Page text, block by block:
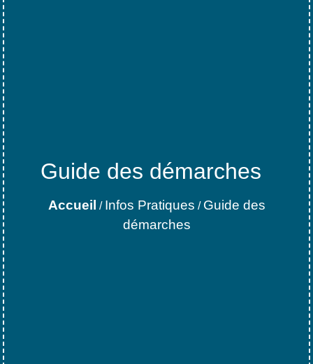
Guide des démarches
Accueil / Infos Pratiques / Guide des
démarches